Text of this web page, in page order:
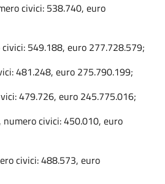
civici: 538.740, euro
549.188, euro 277.728.579;
481.248, euro 275.790.199;
479.726, euro 245.775.016;
civici: 450.010, euro
civici: 488.573, euro